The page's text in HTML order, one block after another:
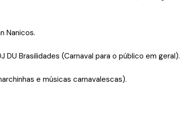
Nanicos.
Brasilidades (Carnaval para o público em geral).
e músicas carnavalescas).